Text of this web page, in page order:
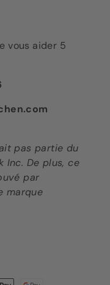
vous aider 5
pas partie du
Inc. De plus, ce
par
marque